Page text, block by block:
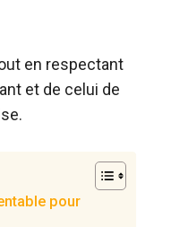
en respectant
et de celui de
pour